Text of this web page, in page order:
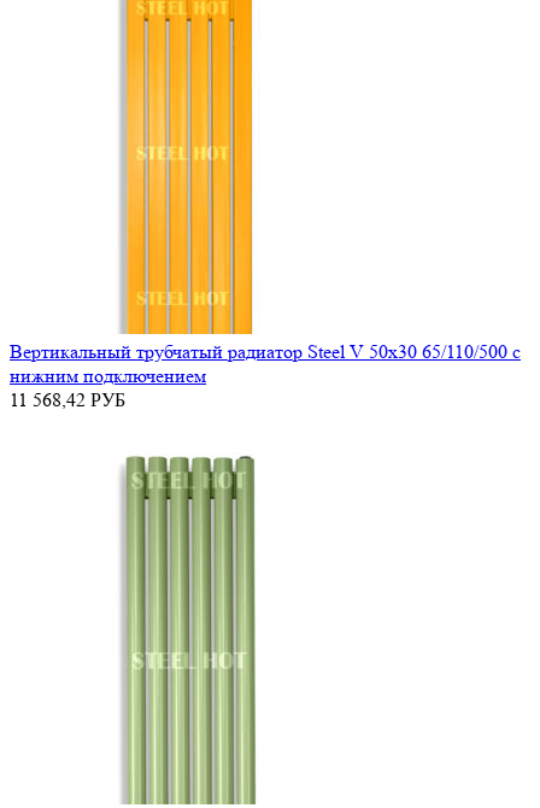
Вертикальный трубчатый радиатор Steel V 50х30 65/110/500 с
нижним подключением
11 568,42 РУБ